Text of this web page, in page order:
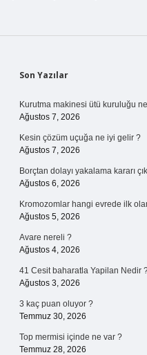
Sidebar
Son Yazılar
Kurutma makinesi ütü kuruluğu
Ağustos 7, 2026
Kesin çözüm uçuğa ne iyi gelir ?
Ağustos 7, 2026
Borçtan dolayı yakalama kararı
Ağustos 6, 2026
Kromozomlar hangi evrede ilk
Ağustos 5, 2026
Avare nereli ?
Ağustos 4, 2026
41 Cesit baharatla Yapilan Nedir
Ağustos 3, 2026
3 kaç puan oluyor ?
Temmuz 30, 2026
Top mermisi içinde ne var ?
Temmuz 28, 2026